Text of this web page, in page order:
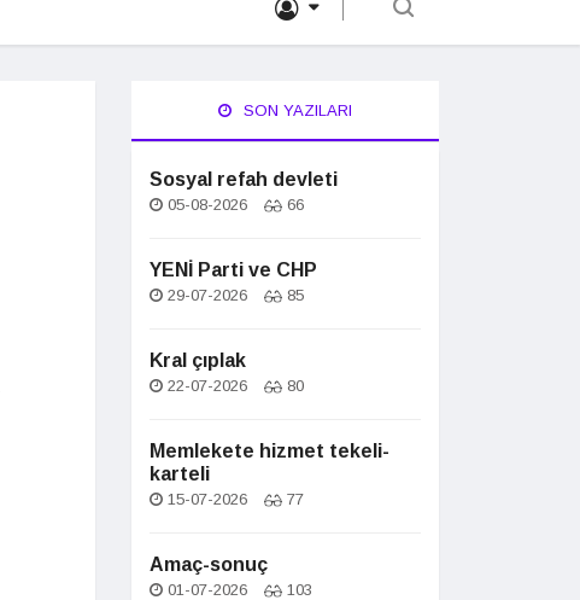
SON YAZILARI
Sosyal refah devleti
05-08-2026 66
YENİ Parti ve CHP
29-07-2026 85
Kral çıplak
22-07-2026 80
Memlekete hizmet tekeli-
karteli
15-07-2026 77
Amaç-sonuç
01-07-2026 103